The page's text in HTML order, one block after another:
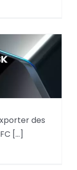
projet
des
[...]